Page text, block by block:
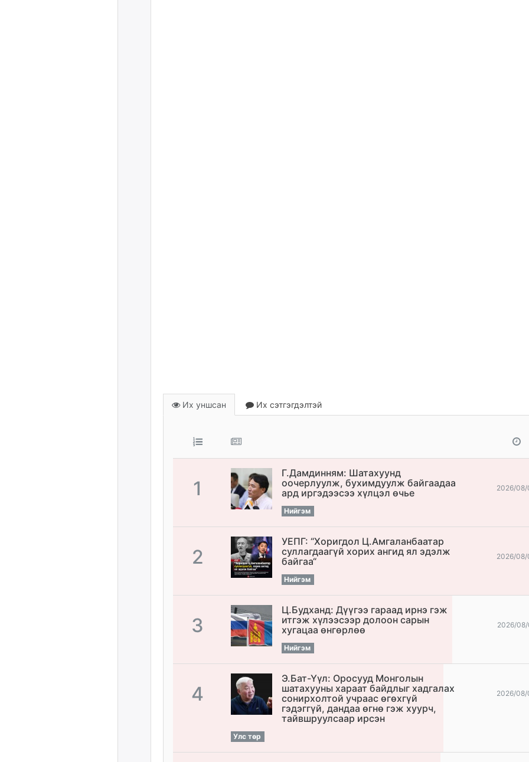
Их уншсан Их сэтгэгдэлтэй
1
Г.Дамдинням: Шатахуунд
оочерлуулж, бухимдуулж байгаадаа
ард иргэдээсээ хүлцэл өчье
Нийгэм
2026/08/
2
УЕПГ: “Хоригдол Ц.Амгаланбаатар
cуллагдаагүй хорих ангид ял эдэлж
байгаа“
Нийгэм
2026/08/
3
Ц.Будханд: Дүүгээ гараад ирнэ гэж
итгэж хүлээсээр долоон сарын
хугацаа өнгөрлөө
Нийгэм
2026/
4
Э.Бат-Үүл: Оросууд Монголын
шатахууны хараат байдлыг хадгалах
сонирхолтой учраас өгөхгүй
гэдэггүй, дандаа өгнө гэж хуурч,
тайвшруулсаар ирсэн
Улс төр
2026/08/